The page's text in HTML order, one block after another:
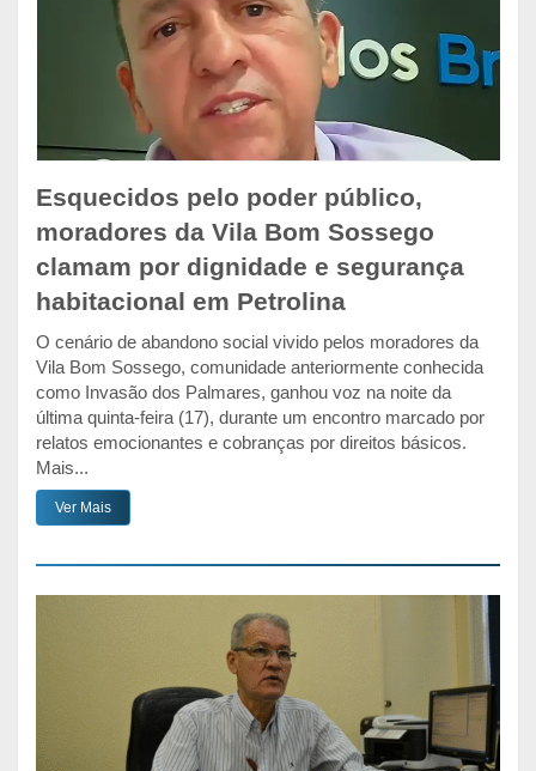
Esquecidos pelo poder público,
moradores da Vila Bom Sossego
clamam por dignidade e segurança
habitacional em Petrolina
O cenário de abandono social vivido pelos moradores da
Vila Bom Sossego, comunidade anteriormente conhecida
como Invasão dos Palmares, ganhou voz na noite da
última quinta-feira (17), durante um encontro marcado por
relatos emocionantes e cobranças por direitos básicos.
Mais...
Ver Mais